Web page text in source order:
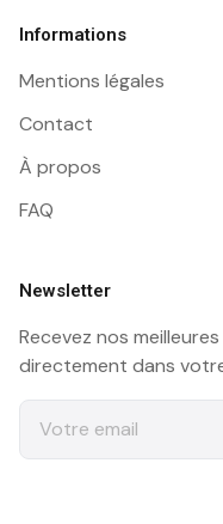
Informations
Mentions légales
Contact
À propos
FAQ
Newsletter
Recevez nos
directement dans